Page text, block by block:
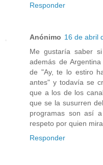
Responder
Anónimo 16 de abril
Me gustaría saber
además de
de "Ay, te lo estiro
antes" y todavía se
que a los de los
que se la susurren
programas son así
respeto por quien mira.
Responder